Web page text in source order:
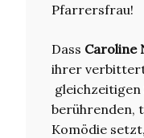
Pfarrersfrau!
Dass Caroline
ihrer
gleichzeitigen
berührenden,
Komödie